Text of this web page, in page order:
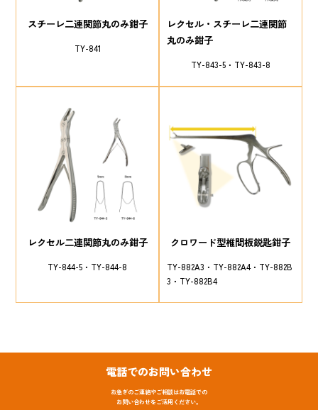
スチーレ二連関節丸のみ鉗子
TY-841
レクセル・スチーレ二連関節
丸のみ鉗子
TY-843-5 TY-843-8
レクセル二連関節丸のみ鉗子
TY-844-5 TY-844-8
クロワード型椎間板鋭匙鉗子
TY-882A3 TY-882A4
TY-882B
3
TY-882B4
電話でのお問い合わせ
お急ぎのご連絡やご相談はお電話での
お問い合わせをご活用ください。